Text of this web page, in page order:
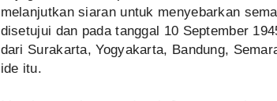
melanjutkan siaran untuk menyebarkan
disetujui dan pada tanggal 10 September
dari Surakarta, Yogyakarta, Bandung,
ide itu.